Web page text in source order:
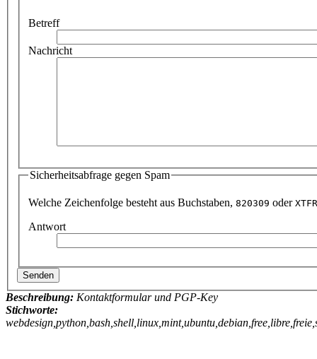
Betreff
Nachricht
Sicherheitsabfrage gegen Spam
Welche Zeichenfolge besteht aus Buchstaben, 820309 oder
Antwort
Beschreibung: Kontaktformular und PGP-Key
Stichworte: